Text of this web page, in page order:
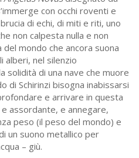
con occhi roventi e
di echi, di miti e riti, uno
non calpesta nulla e non
mondo che ancora suona
alberi, nel silenzio
solidità di una nave che muore
di Schirinzi bisogna inabissarsi
e arrivare in questa
assordante, e annegare,
peso (il peso del mondo) e
un suono metallico per
– giù.